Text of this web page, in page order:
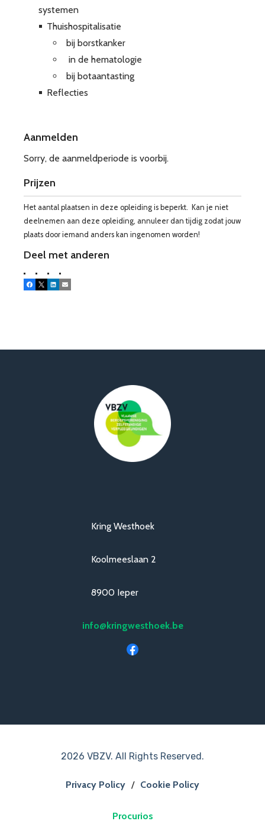
systemen
Thuishospitalisatie
bij borstkanker
in de hematologie
bij botaantasting
Reflecties
Aanmelden
Sorry, de aanmeldperiode is voorbij.
Prijzen
Het aantal plaatsen in deze opleiding is beperkt. Kan je niet
deelnemen aan deze opleiding, annuleer dan tijdig zodat jouw
plaats door iemand anders kan ingenomen worden!
Deel met anderen
Facebook
X LinkedInE-mail
Kring Westhoek
Koolmeeslaan 2
8900 Ieper
info@kringwesthoek.be
2026 VBZV. All Rights Reserved.
Privacy Policy / Cookie Policy
Procurios